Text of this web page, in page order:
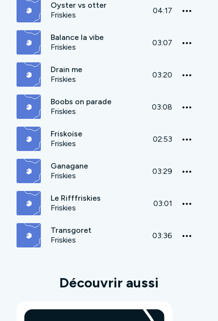
Oyster vs otter
Friskies
04:17
Balance la vibe
Friskies
03:07
Drain me
Friskies
03:20
Boobs on parade
Friskies
03:08
Friskoise
Friskies
02:53
Ganagane
Friskies
03:29
Le Rifffriskies
Friskies
03:01
Transgoret
Friskies
03:36
Découvrir aussi